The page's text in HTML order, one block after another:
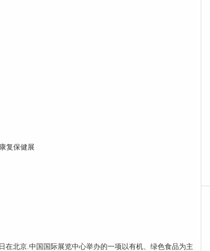
复保健展
在北京.中国国际展览中心举办的一项以有机、绿色食品为主